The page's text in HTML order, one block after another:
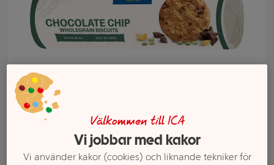
Välj butik och handla
Välkommen till ICA
Vi jobbar med kakor
Vi använder kakor (cookies) och liknande tekniker för